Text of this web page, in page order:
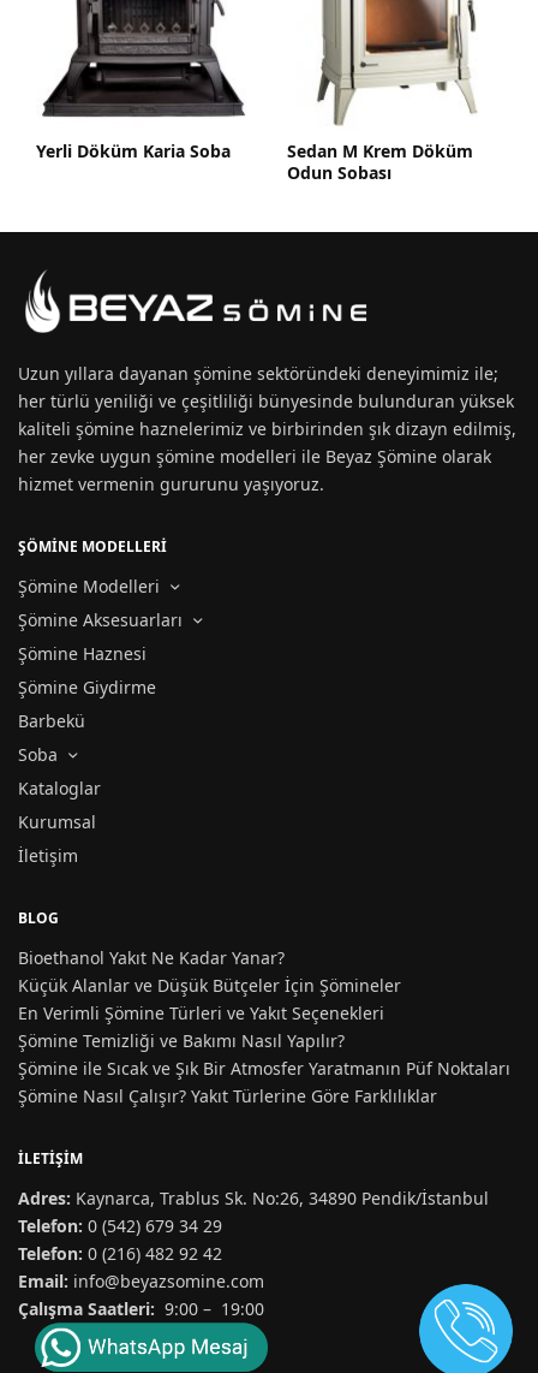
Yerli Döküm Karia Soba
Sedan M Krem Döküm
Odun Sobası
Uzun yıllara dayananşömine sektöründeki deneyimimiz ile;
her türlü yeniliği ve çeşitliliği bünyesinde bulunduran yüksek
kaliteli şömine haznelerimiz ve birbirinden şık dizayn edilmiş,
her zevke uygunşömine modelleri ile Beyaz Şömine olarak
hizmet vermenin gururunu yaşıyoruz.
ŞÖMİNE MODELLERİ
Şömine Modelleri
Şömine Aksesuarları
Şömine Haznesi
Şömine Giydirme
Barbekü
Soba
Kataloglar
Kurumsal
İletişim
BLOG
Bioethanol Yakıt Ne Kadar Yanar?
Küçük Alanlar ve Düşük Bütçeler İçin Şömineler
En Verimli Şömine Türleri ve Yakıt Seçenekleri
Şömine Temizliği ve Bakımı Nasıl Yapılır?
Şömine ile Sıcak ve Şık Bir Atmosfer Yaratmanın Püf Noktaları
Şömine Nasıl Çalışır? Yakıt Türlerine Göre Farklılıklar
İLETIŞIM
Adres: Kaynarca, Trablus Sk. No:26, 34890 Pendik/İstanbul
Telefon: 0 (542) 679 34 29
Telefon: 0 (216) 482 92 42
Email: info@beyazsomine.com
Çalışma Saatleri: 9:00 – 19:00